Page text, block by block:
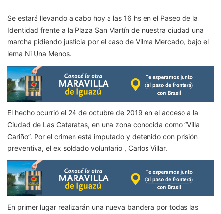
Se estará llevando a cabo hoy a las 16 hs en el Paseo de la
Identidad frente a la Plaza San Martín de nuestra ciudad una
marcha pidiendo justicia por el caso de Vilma Mercado, bajo el
lema Ni Una Menos.
El hecho ocurrió el 24 de octubre de 2019 en el acceso a la
Ciudad de Las Cataratas, en una zona conocida como “Villa
Cariño”. Por el crimen está imputado y detenido con prisión
preventiva, el ex soldado voluntario , Carlos Villar.
En primer lugar realizarán una nueva bandera por todas las